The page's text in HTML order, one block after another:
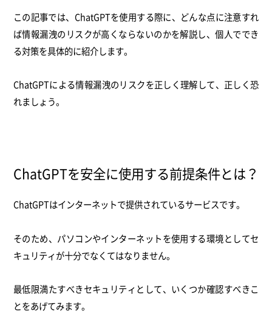
この記事では、ChatGPTを使用する際に、どんな点に注意すれ
ば情報漏洩のリスクが高くならないのかを解説し、個人ででき
る対策を具体的に紹介します。
ChatGPTによる情報漏洩のリスクを正しく理解して、正しく恐
れましょう。
ChatGPTを安全に使用する前提条件とは？
ChatGPTはインターネットで提供されているサービスです。
そのため、パソコンやインターネットを使用する環境としてセ
キュリティが十分でなくてはなりません。
最低限満たすべきセキュリティとして、いくつか確認すべきこ
とをあげてみます。